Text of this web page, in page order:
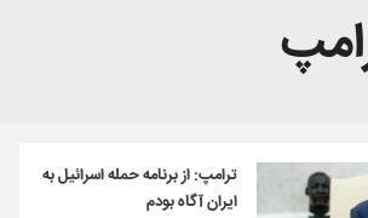
ترامپ: از برنامه‌ حمله اسرائیل به
ایران آگاه بودم